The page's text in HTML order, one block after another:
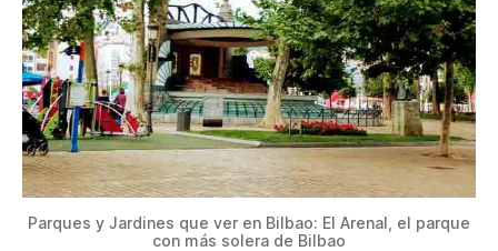
Parques y Jardines que ver en Bilbao: El Arenal, el parque
con más solera de Bilbao